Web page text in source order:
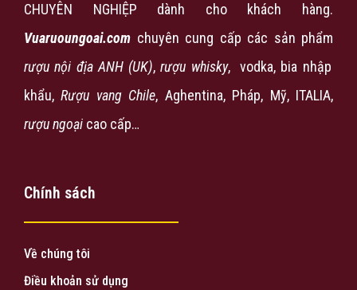
CHUYÊN NGHIỆP dành cho khách hàng.
Vuaruoungoai.com chuyên cung cấp các sản phẩm
rượu nội địa ANH (UK),rượu whisky, vodka, bia nhập
khẩu,Rượu vang Chile, Aghentina, Pháp, Mỹ, ITALIA,
rượu ngoại cao cấp…
Chính sách
Về chúng tôi
Điều khoản sử dụng